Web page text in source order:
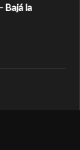
Bajá la